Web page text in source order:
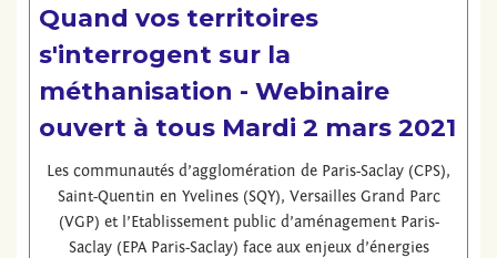
Quand vos territoires
s'interrogent sur la
méthanisation - Webinaire
ouvert à tous Mardi 2 mars 2021
Les communautés d’agglomération de Paris-Saclay (CPS),
Saint-Quentin en Yvelines (SQY), Versailles Grand Parc
(VGP) et l’Etablissement public d’aménagement Paris-
Saclay (EPA Paris-Saclay) face aux enjeux d’énergies